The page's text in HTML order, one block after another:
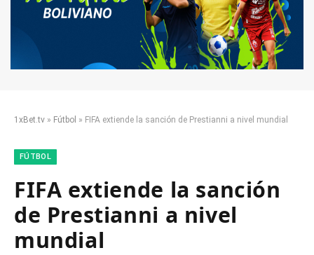
1xBet.tv » Fútbol » FIFA extiende la sanción de Prestianni a nivel mundial
FÚTBOL
FIFA extiende la sanción
de Prestianni a nivel
mundial